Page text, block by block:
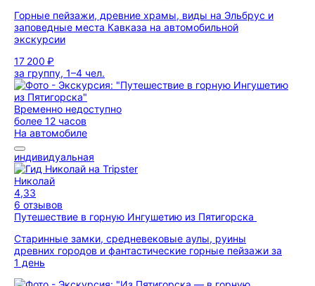
Горные пейзажи, древние храмы, виды на Эльбрус и
заповедные места Кавказа на автомобильной
экскурсии
17 200 ₽
за группу, 1–4 чел.
Временно недоступно
более 12 часов
На автомобиле
индивидуальная
Николай
4,33
6 отзывов
Путешествие в горную Ингушетию из Пятигорска
Старинные замки, средневековые аулы, руины
древних городов и фантастические горные пейзажи за
1 день